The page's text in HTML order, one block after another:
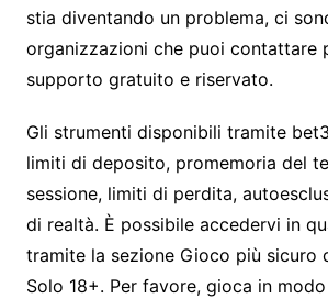
stia diventando un problema, ci
organizzazioni che puoi contattare
supporto gratuito e riservato.
Gli strumenti disponibili tramite
limiti di deposito, promemoria del
sessione, limiti di perdita,
di realtà. È possibile accedervi in
tramite la sezione Gioco più sicuro
Solo 18+. Per favore, gioca in